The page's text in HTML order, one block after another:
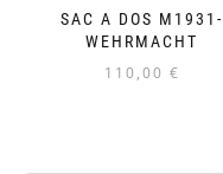
SAC A DOS M1931-
WEHRMACHT
110,00 €